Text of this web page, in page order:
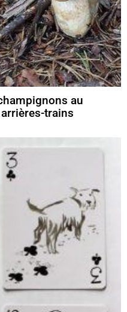
au
trains